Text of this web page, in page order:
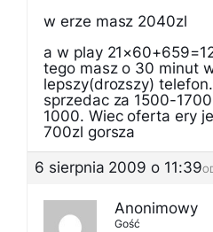
w erze masz 2040zl
a w play
tego masz o 30 minut
lepszy(drozszy)
sprzedac za 1500-
1000. Wiec oferta ery
700zl gorsza
6 sierpnia 2009 o 11:39
Anonimowy
Gość